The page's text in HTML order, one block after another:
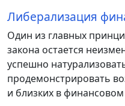
Либерализация
Один из главных
закона остается
успешно
продемонстрировать
и близких в